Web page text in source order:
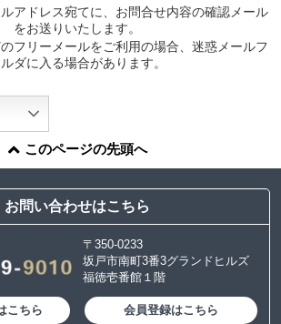
アドレス宛てに、お問合せ内容の確認メール
をお送りいたします。
フリーメールをご利用の場合、迷惑メールフ
ダに入る場合があります。
このページの先頭へ
お問い合わせはこちら
〒350-0233
坂戸市南町3番3グランドヒルズ
福徳壱番館１階
こちら 会員登録はこちら